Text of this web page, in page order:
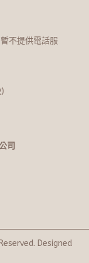
不提供電話服
司
Designed